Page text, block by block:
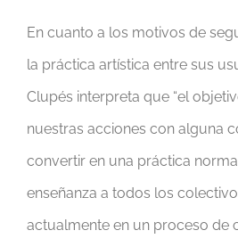
En cuanto a los motivos de
la práctica artística entre sus
Clupés interpreta que “el
nuestras acciones con alguna
convertir en una práctica
enseñanza a todos los
actualmente en un proceso de